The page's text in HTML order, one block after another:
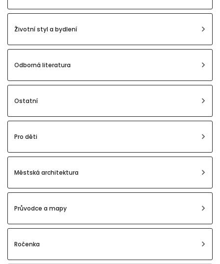
Životní styl a bydlení
Odborná literatura
Ostatní
Pro děti
Městská architektura
Průvodce a mapy
Ročenka